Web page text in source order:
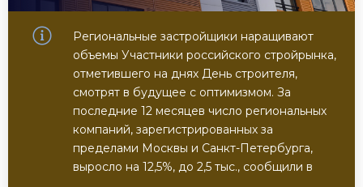
Региональные застройщики наращивают
объемы Участники российского стройрынка,
отметившего на днях День строителя,
смотрят в будущее с оптимизмом. За
последние 12 месяцев число региональных
компаний, зарегистрированных за
пределами Москвы и Санкт-Петербурга,
выросло на 12,5%, до 2,5 тыс., сообщили в